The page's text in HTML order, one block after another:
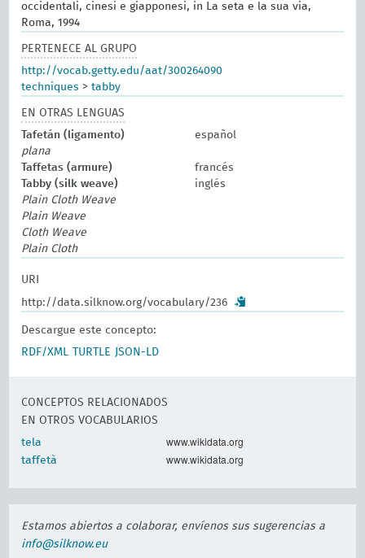
occidentali, cinesi e giapponesi, in La seta e la sua via,
Roma, 1994
PERTENECE AL GRUPO
http://vocab.getty.edu/aat/300264090
techniques >tabby
EN OTRAS LENGUAS
Tafetán (ligamento)
español
plana
Taffetas (armure)
francés
Tabby (silk weave)
inglés
Plain Cloth Weave
Plain Weave
Cloth Weave
Plain Cloth
URI
http://data.silknow.org/vocabulary/236
Descargue este concepto:
RDF/XML
TURTLE JSON-LD
CONCEPTOS RELACIONADOS
EN OTROS VOCABULARIOS
tela
www.wikidata.org
taffetà www.wikidata.org
Estamos abiertos a colaborar, envíenos sus sugerencias a
info@silknow.eu